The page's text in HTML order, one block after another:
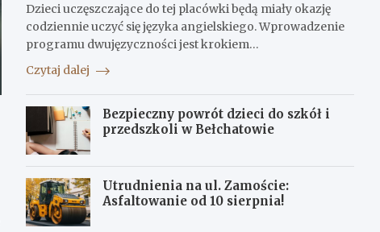
Dzieci uczęszczające do tej placówki będą miały okazję
codziennie uczyć się języka angielskiego. Wprowadzenie
programu dwujęzyczności jest krokiem…
Czytaj dalej
Bezpieczny powrót dzieci do szkół i
przedszkoli w Bełchatowie
Utrudnienia na ul. Zamoście:
Asfaltowanie od 10 sierpnia!